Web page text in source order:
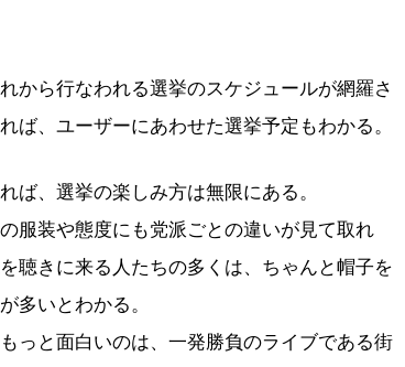
から行なわれる選挙のスケジュールが網羅さ
ば、ユーザーにあわせた選挙予定もわかる。
、選挙の楽しみ方は無限にある。
服装や態度にも党派ごとの違いが見て取れ
聴きに来る人たちの多くは、ちゃんと帽子を
多いとわかる。
っと面白いのは、一発勝負のライブである街